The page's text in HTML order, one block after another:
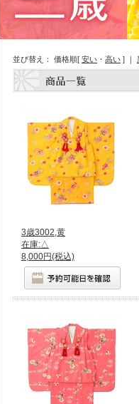
並び替え： 価格順[ 安い ・ 高い ] ｜
3歳3002,黄
在庫:△
8,000円(税込)